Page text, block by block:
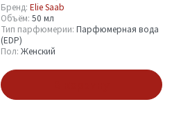
Бренд: Elie Saab
Объём: 50 мл
Тип парфюмерии: Парфюмерная вода
(EDP)
Пол: Женский